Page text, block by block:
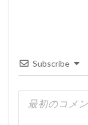
Subscribe